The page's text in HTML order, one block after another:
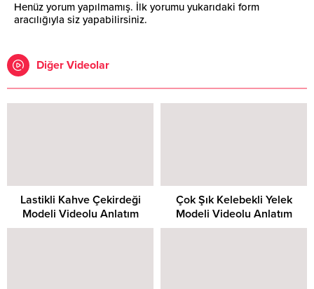
Henüz yorum yapılmamış. İlk yorumu yukarıdaki form
aracılığıyla siz yapabilirsiniz.
Diğer Videolar
Lastikli Kahve Çekirdeği
Modeli Videolu Anlatım
Çok Şık Kelebekli Yelek
Modeli Videolu Anlatım